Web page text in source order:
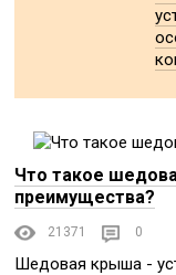
Что такое
преимущества?
21371 0
Шедовая крыша -